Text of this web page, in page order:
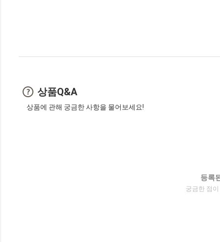
상품Q&A
상품에 관해 궁금한 사항을 물어보세요!
등록
궁금한 점